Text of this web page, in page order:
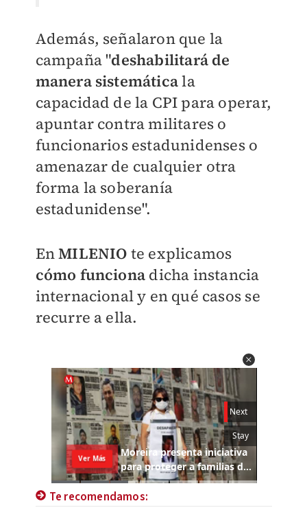
Además, señalaron que la
campaña "deshabilitará de
manera sistemáticala
capacidad de la CPI para operar,
apuntar contra militares o
funcionarios estadunidenses o
amenazar de cualquier otra
forma la soberanía
estadunidense".
EnMILENIO te explicamos
cómo funciona dicha instancia
internacional y en qué casos se
recurre a ella.
Te recomendamos: